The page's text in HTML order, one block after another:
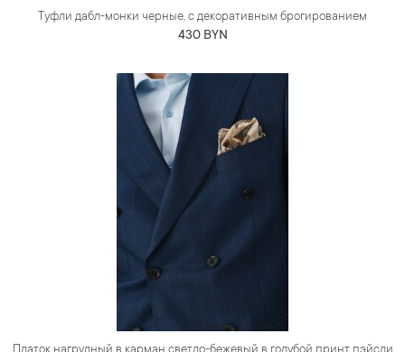
Туфли дабл-монки черные, с декоративным брогированием
430 BYN